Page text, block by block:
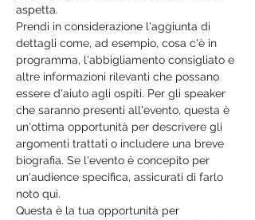
aspetta.
Prendi in considerazione l'aggiunta di
dettagli come, ad esempio, cosa c'è in
programma, l'abbigliamento consigliato e
altre informazioni rilevanti che possano
essere d'aiuto agli ospiti. Per gli speaker
che saranno presenti all'evento, questa è
un'ottima opportunità per descrivere gli
argomenti trattati o includere una breve
biografia. Se l'evento è concepito per
un'audience specifica, assicurati di farlo
noto qui.
Questa è la tua opportunità per